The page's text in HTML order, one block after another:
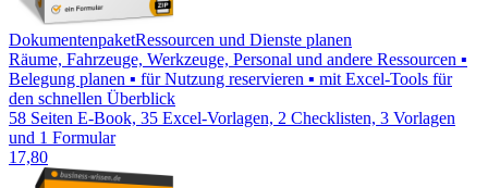
DokumentenpaketRessourcen und Dienste planen
Räume, Fahrzeuge, Werkzeuge, Personal und andere Ressourcen ▪
Belegung planen ▪ für Nutzung reservieren ▪ mit Excel-Tools für
den schnellen Überblick
58 Seiten E-Book, 35 Excel-Vorlagen, 2 Checklisten, 3 Vorlagen
und 1 Formular
17,80